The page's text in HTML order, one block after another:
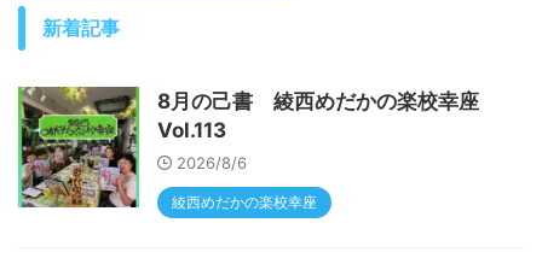
新着記事
8月の己書 綾西めだかの楽校幸座
Vol.113
2026/8/6
綾西めだかの楽校幸座